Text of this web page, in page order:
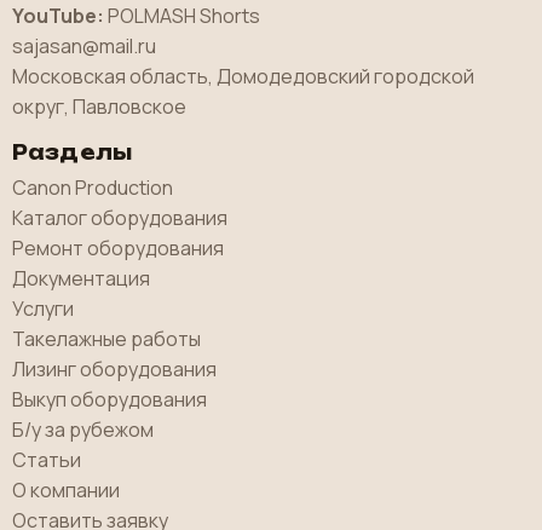
YouTube: POLMASH Shorts
sajasan@mail.ru
Московская область, Домодедовский городской
округ, Павловское
Разделы
Canon Production
Каталог оборудования
Ремонт оборудования
Документация
Услуги
Такелажные работы
Лизинг оборудования
Выкуп оборудования
Б/у за рубежом
Статьи
О компании
Оставить заявку